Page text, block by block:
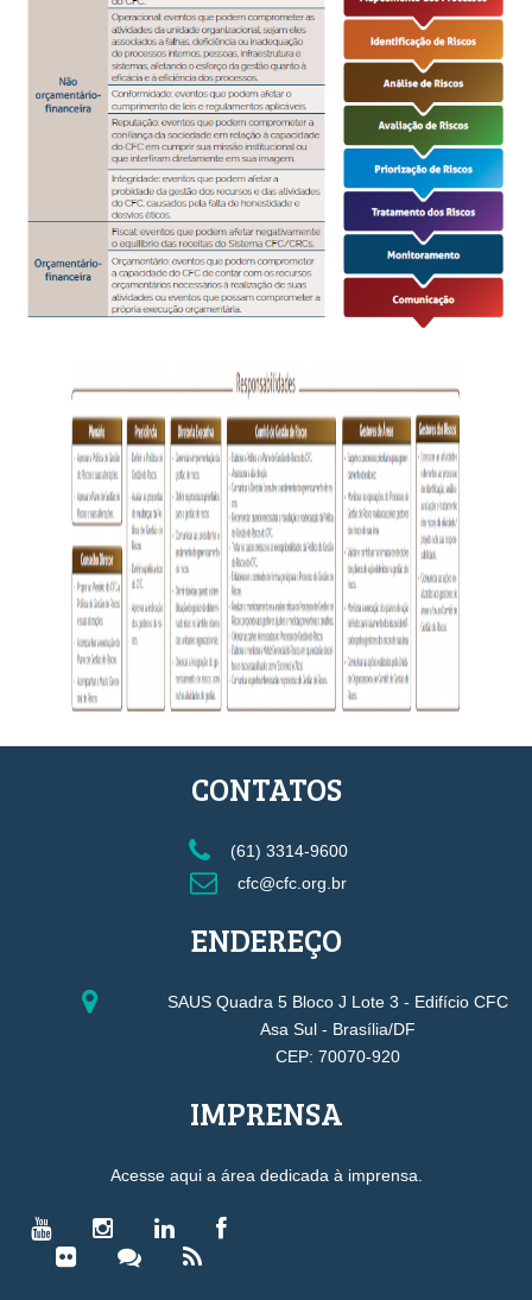
CONTATOS
(61) 3314-9600
cfc@cfc.org.br
ENDEREÇO
SAUS Quadra 5 Bloco J Lote 3 - Edifício CFC
Asa Sul - Brasília/DF
CEP: 70070-920
IMPRENSA
Acesse aqui a área dedicada à imprensa.